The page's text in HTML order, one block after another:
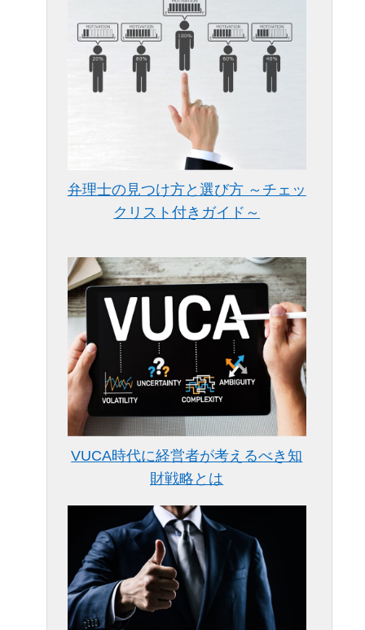
弁理士の見つけ方と選び方 ～チェッ
クリスト付きガイド～
VUCA時代に経営者が考えるべき知
財戦略とは